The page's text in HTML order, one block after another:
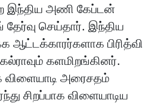
இந்திய அணி கேப்டன்
தேர்வு செய்தார். இந்திய
பிரித்வி
களமிறங்கினர்.
விளையாடி அரைசதம்
சிறப்பாக விளையாடிய